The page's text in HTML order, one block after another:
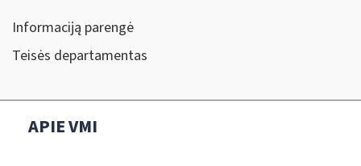
Informaciją parengė
Teisės departamentas
APIE VMI